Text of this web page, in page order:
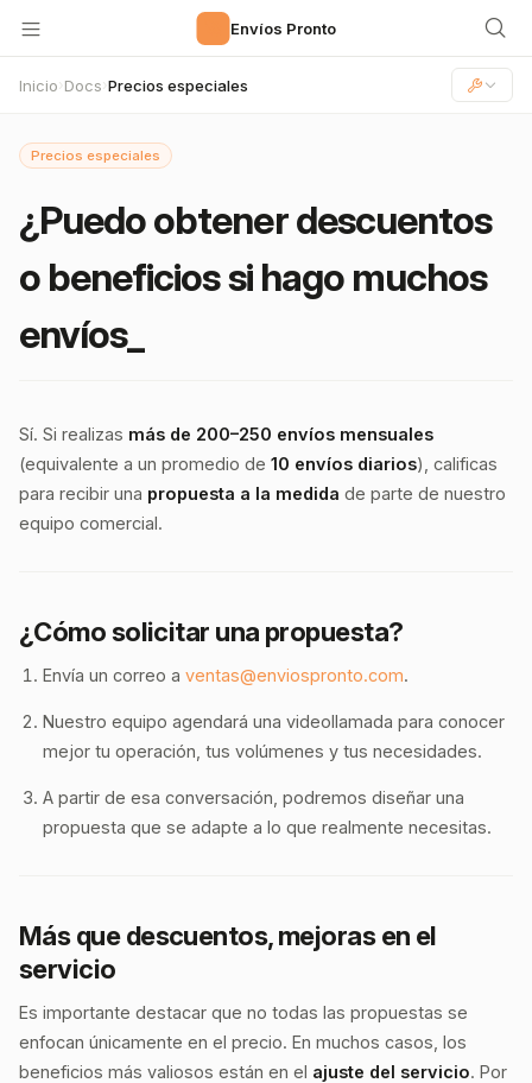
Envíos Pronto
Inicio› Docs› Precios especiales
Precios especiales
¿Puedo obtener descuentos
o beneficios si hago muchos
envíos_
Sí. Si realizas más de 200–250 envíos mensuales
(equivalente a un promedio de 10 envíos diarios), calificas
para recibir una propuesta a la medida de parte de nuestro
equipo comercial.
¿Cómo solicitar una propuesta?
Envía un correo a ventas@enviospronto.com.
Nuestro equipo agendará una videollamada para conocer
mejor tu operación, tus volúmenes y tus necesidades.
A partir de esa conversación, podremos diseñar una
propuesta que se adapte a lo que realmente necesitas.
Más que descuentos, mejoras en el
servicio
Es importante destacar que no todas las propuestas se
enfocan únicamente en el precio. En muchos casos, los
beneficios más valiosos están en el ajuste del servicio. Por